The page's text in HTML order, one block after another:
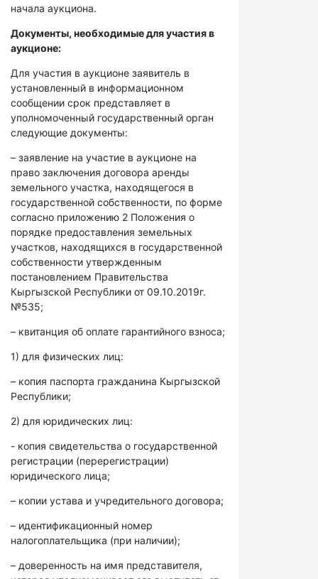
начала аукциона.
Документы, необходимые для участия в
аукционе:
Для участия в аукционе заявитель в
установленный в информационном
сообщении срок представляет в
уполномоченный государственный орган
следующие документы:
– заявление на участие в аукционе на
право заключения договора аренды
земельного участка, находящегося в
государственной собственности, по форме
согласно приложению 2 Положения о
порядке предоставления земельных
участков, находящихся в государственной
собственности утвержденным
постановлением Правительства
Кыргызской Республики от 09.10.2019г.
№535;
– квитанция об оплате гарантийного взноса;
1) для физических лиц:
– копия паспорта гражданина Кыргызской
Республики;
2) для юридических лиц:
- копия свидетельства о государственной
регистрации (перерегистрации)
юридического лица;
– копии устава и учредительного договора;
– идентификационный номер
налогоплательщика (при наличии);
– доверенность на имя представителя,